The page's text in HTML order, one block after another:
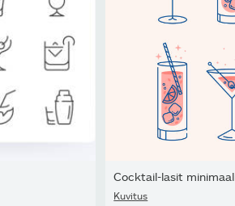
Kuvitus